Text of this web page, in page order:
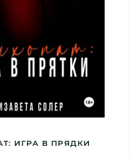
ИГРА В ПРЯДКИ